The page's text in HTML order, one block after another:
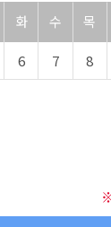
화 수 목
6 7 8